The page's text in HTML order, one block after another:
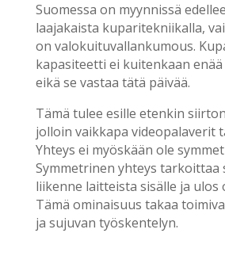
Suomessa on myynnissä
laajakaista kuparitekniikalla,
on valokuituvallankumous.
kapasiteetti ei kuitenkaan
eikä se vastaa tätä päivää.
Tämä tulee esille etenkin
jolloin vaikkapa videopalaverit
Yhteys ei myöskään ole
Symmetrinen yhteys tarkoittaa
liikenne laitteista sisälle ja ulos
Tämä ominaisuus takaa
ja sujuvan työskentelyn.